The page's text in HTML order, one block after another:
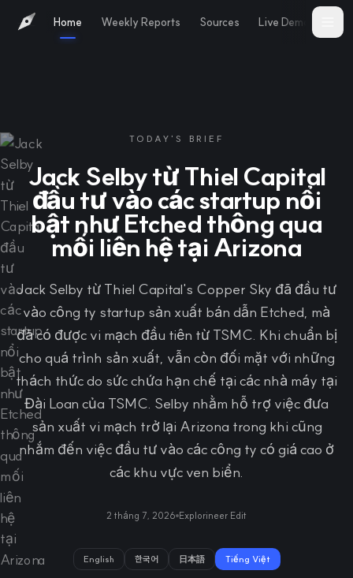
Home Weekly Reports Sources Live Demo
TODAY'S BRIEF
Jack Selby từ Thiel Capital
đầu tư vào các startup nổi
bật như Etched thông qua
mối liên hệ tại Arizona
Jack Selby từ Thiel Capital's Copper Sky đã đầu tư
vào công ty startup sản xuất bán dẫn Etched, mà
đã có được vi mạch đầu tiên từ TSMC. Khi chuẩn bị
cho quá trình sản xuất, vẫn còn đối mặt với những
thách thức do sức chứa hạn chế tại các nhà máy tại
Đài Loan của TSMC. Selby nhằm hỗ trợ việc đưa
sản xuất vi mạch trở lại Arizona trong khi cũng
nhắm đến việc đầu tư vào các công ty có giá cao ở
các khu vực ven biển.
2 tháng 7, 2026 Explorineer Edit
English 한국어 日本語 Tiếng Việt